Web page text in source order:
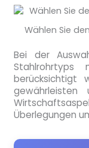
Wählen Sie
Bei der
Stahlrohrtyps
berücksichtigt
gewährleisten
Überlegungen